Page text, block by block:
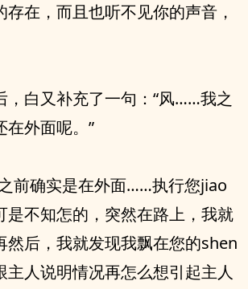
存在，而且也听不见你的声音，
，白又补充了一句：“风……我之
在外面呢。”
前确实是在外面……执行您jiao
是不知怎的，突然在路上，我就
然后，我就发现我飘在您的shen
主人说明情况再怎么想引起主人